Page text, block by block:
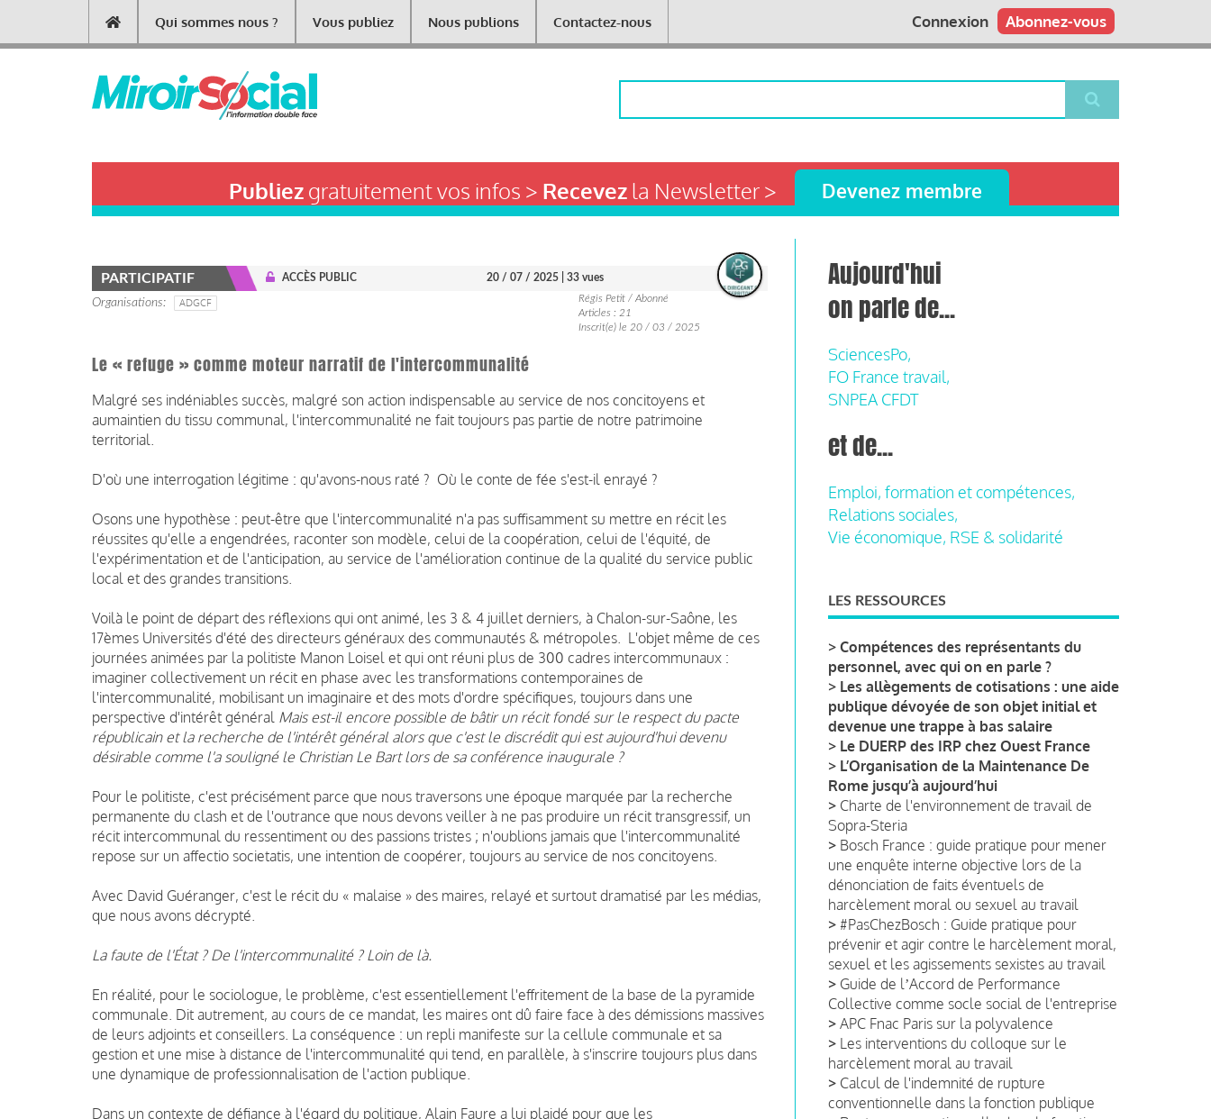
contenu
Main
navigation
Qui sommes nous ? Vous publiez Nous publions Contactez-nous Abonnez-vous
Connexion
Publiezgratuitement vos infos > Recevezla Newsletter > Devenez membre
PARTICIPATIF ACCÈS PUBLIC 20 / 07 / 2025 | 33 vues
Organisations ADGCF
Régis Petit / Abonné
Articles : 21
Inscrit(e) le 20 / 03 / 2025
Le « refuge » comme moteur narratif de l'intercommunalité
Malgré ses indéniables succès, malgré son action indispensable au service de nos concitoyens et
aumaintien du tissu communal, l'intercommunalité ne fait toujours pas partie de notre patrimoine
territorial.
D'où une interrogation légitime : qu'avons-nous raté ? Où le conte de fée s'est-il enrayé ?
Osons une hypothèse : peut-être que l'intercommunalité n'a pas suffisamment su mettre en récit les
réussites qu'elle a engendrées, raconter son modèle, celui de la coopération, celui de l'équité, de
l'expérimentation et de l'anticipation, au service de l'amélioration continue de la qualité du service public
local et des grandes transitions.
Voilà le point de départ des réflexions qui ont animé, les 3 & 4 juillet derniers, à Chalon-sur-Saône, les
17èmes Universités d'été des directeurs généraux des communautés & métropoles. L'objet même de ces
journées animées par la politiste Manon Loisel et qui ont réuni plus de 300 cadres intercommunaux :
imaginer collectivement un récit en phase avec les transformations contemporaines de
l'intercommunalité, mobilisant un imaginaire et des mots d'ordre spécifiques, toujours dans une
perspective d'intérêt général Mais est-il encore possible de bâtir un récit fondé sur le respect du pacte
républicain et la recherche de l'intérêt général alors que c'est le discrédit qui est aujourd'hui devenu
désirable comme l'a souligné le Christian Le Bartlors de sa conférence inaugurale ?
Pour le politiste, c'est précisément parce que nous traversons une époque marquée par la recherche
permanente du clash et de l'outrance que nous devons veiller à ne pas produire un récit transgressif, un
récit intercommunal du ressentiment ou des passions tristes ; n'oublions jamais que l'intercommunalité
repose sur un affectio societatis, une intention de coopérer, toujours au service de nos concitoyens.
Avec David Guéranger, c'est le récit du « malaise » des maires, relayé et surtout dramatisé par les médias,
que nous avons décrypté.
La faute de l'État ? De l'intercommunalité ? Loin de là.
En réalité, pour le sociologue, le problème, c'est essentiellement l'effritement de la base de la pyramide
communale. Dit autrement, au cours de ce mandat, les maires ont dû faire face à des démissions massives
de leurs adjoints et conseillers. La conséquence : un repli manifeste sur la cellule communale et sa
gestion et une mise à distance de l'intercommunalité qui tend, en parallèle, à s'inscrire toujours plus dans
une dynamique de professionnalisation de l'action publique.
Dans un contexte de défiance à l'égard du politique, Alain Faure a lui plaidé pour que les
Aujourd'hui
on parle de...
SciencesPo,
FO France travail,
SNPEA CFDT
et de...
Emploi, formation et compétences,
Relations sociales,
Vie économique, RSE & solidarité
LES RESSOURCES
> Compétences des représentants du
personnel, avec qui on en parle ?
> Les allègements de cotisations : une aide
publique dévoyée de son objet initial et
devenue une trappe à bas salaire
> Le DUERP des IRP chez Ouest France
> L’Organisation de la Maintenance De
Rome jusqu’à aujourd’hui
> Charte de l'environnement de travail de
Sopra-Steria
> Bosch France : guide pratique pour mener
une enquête interne objective lors de la
dénonciation de faits éventuels de
harcèlement moral ou sexuel au travail
> #PasChezBosch : Guide pratique pour
prévenir et agir contre le harcèlement moral,
sexuel et les agissements sexistes au travail
> Guide de lʼAccord de Performance
Collective comme socle social de l'entreprise
> APC Fnac Paris sur la polyvalence
> Les interventions du colloque sur le
harcèlement moral au travail
> Calcul de l'indemnité de rupture
conventionnelle dans la fonction publique